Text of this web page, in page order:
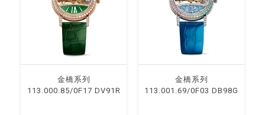
⾦橋系列
113.000.85/0F17 DV91R
⾦橋系列
113.001.69/0F03 DB98G